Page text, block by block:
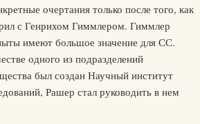
очертания только после того, как
с Генрихом Гиммлером. Гиммлер
имеют большое значение для СС.
одного из подразделений
был создан Научный институт
Рашер стал руководить в нем